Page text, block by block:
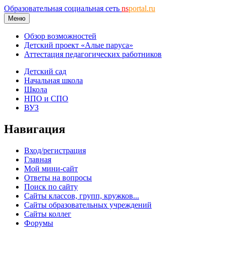
Образовательная социальная сеть nsportal.ru
Меню
Обзор возможностей
Детский проект «Алые паруса»
Аттестация педагогических работников
Детский сад
Начальная школа
Школа
НПО и СПО
ВУЗ
Навигация
Вход/регистрация
Главная
Мой мини-сайт
Ответы на вопросы
Поиск по сайту
Сайты классов, групп, кружков...
Сайты образовательных учреждений
Сайты коллег
Форумы